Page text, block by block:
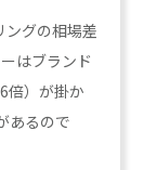
ングの相場差
はブランド
倍）が掛か
あるので